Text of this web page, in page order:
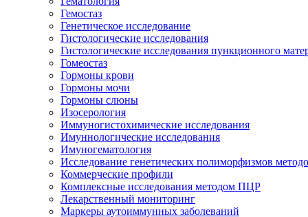
Гемостаз
Генетическое исследование
Гистологические исследования
Гистологические исследования пункционного
Гомеостаз
Гормоны крови
Гормоны мочи
Гормоны слюны
Изосерология
Иммуногистохимические исследования
Имуннологические исследования
Имуногематология
Исследование генетических полиморфизмов
Коммерческие профили
Комплексные исследования методом ПЦР
Лекарственный мониторинг
Маркеры аутоиммунных заболеваний